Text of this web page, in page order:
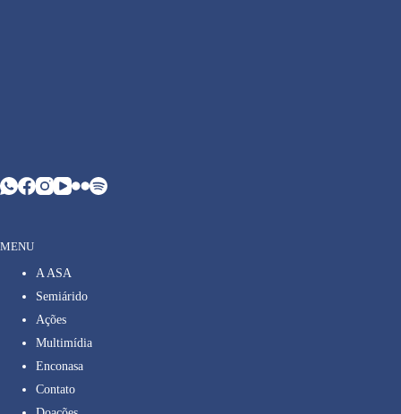
MENU
A ASA
Semiárido
Ações
Multimídia
Enconasa
Contato